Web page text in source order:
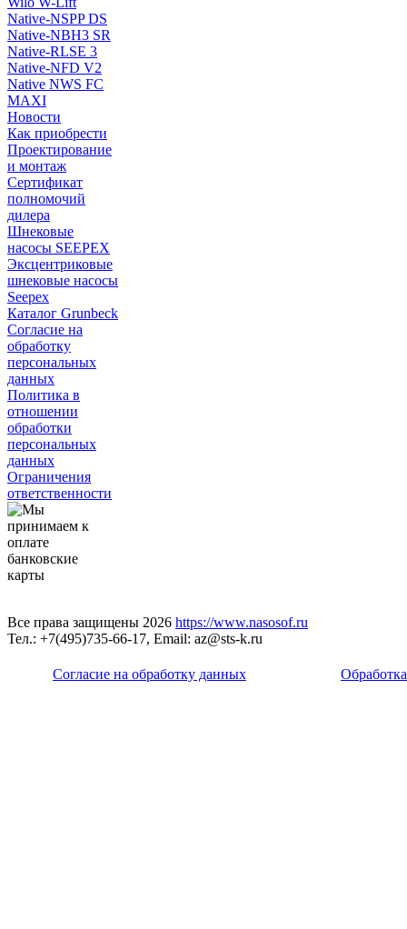
Native-NSPP DS
Native-NBH3 SR
Native-RLSE 3
Native-NFD V2
Native NWS FC
MAXI
Новости
Как приобрести
Проектирование
и монтаж
Сертификат
полномочий
дилера
Шнековые
насосы SEEPEX
Эксцентриковые
шнековые насосы
Seepex
Каталог Grunbeck
Согласие на
обработку
персональных
данных
Политика в
отношении
обработки
персональных
данных
Ограничения
ответственности
Все права защищены 2026 https://www.nasosof.ru
Тел.: +7(495)735-66-17, Email: az@sts-k.ru
Согласие на обработку данных